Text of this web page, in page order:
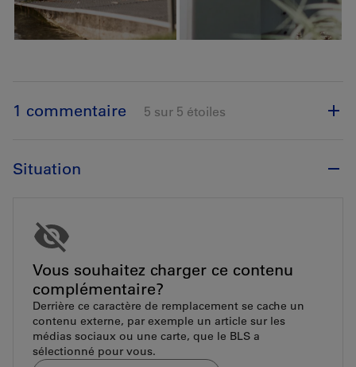
1 commentaire 5 sur 5 étoiles
Situation
Vous souhaitez charger ce contenu
complémentaire?
Derrière ce caractère de remplacement se cache un
contenu externe, par exemple un article sur les
médias sociaux ou une carte, que le BLS a
sélectionné pour vous.